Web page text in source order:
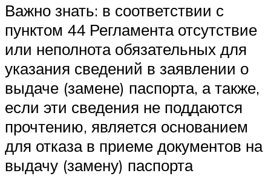
Важно знать: в соответствии с
пунктом 44 Регламента отсутствие
или неполнота обязательных для
указания сведений в заявлении о
выдаче (замене) паспорта, а также,
если эти сведения не поддаются
прочтению, является основанием
для отказа в приеме документов на
выдачу (замену) паспорта